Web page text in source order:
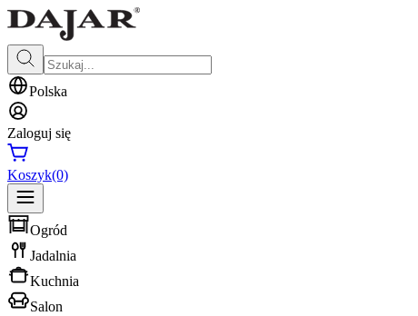
Polska
Zaloguj się
Koszyk(0)
Ogród
Jadalnia
Kuchnia
Salon